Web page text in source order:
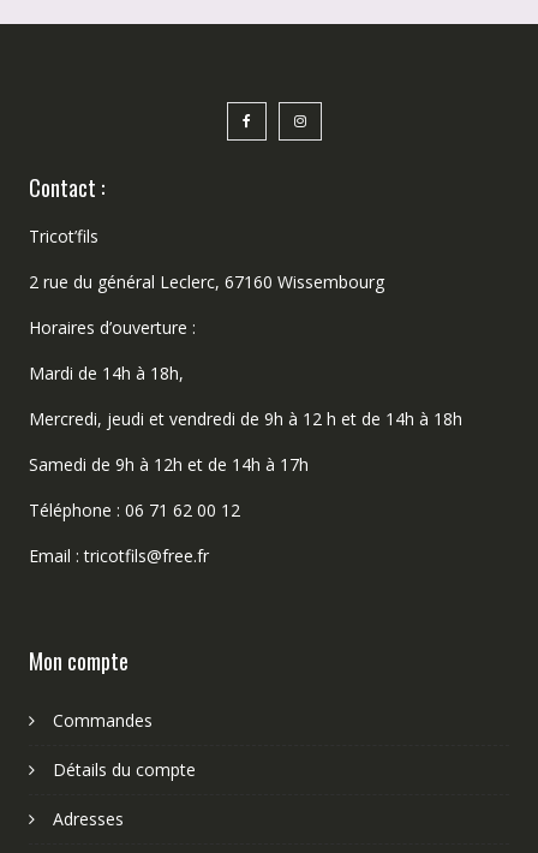
Contact :
Tricot’fils
2 rue du général Leclerc, 67160 Wissembourg
Horaires d’ouverture :
Mardi de 14h à 18h,
Mercredi, jeudi et vendredi de 9h à 12 h et de 14h à 18h
Samedi de 9h à 12h et de 14h à 17h
Téléphone : 06 71 62 00 12
Email : tricotfils@free.fr
Mon compte
Commandes
Détails du compte
Adresses